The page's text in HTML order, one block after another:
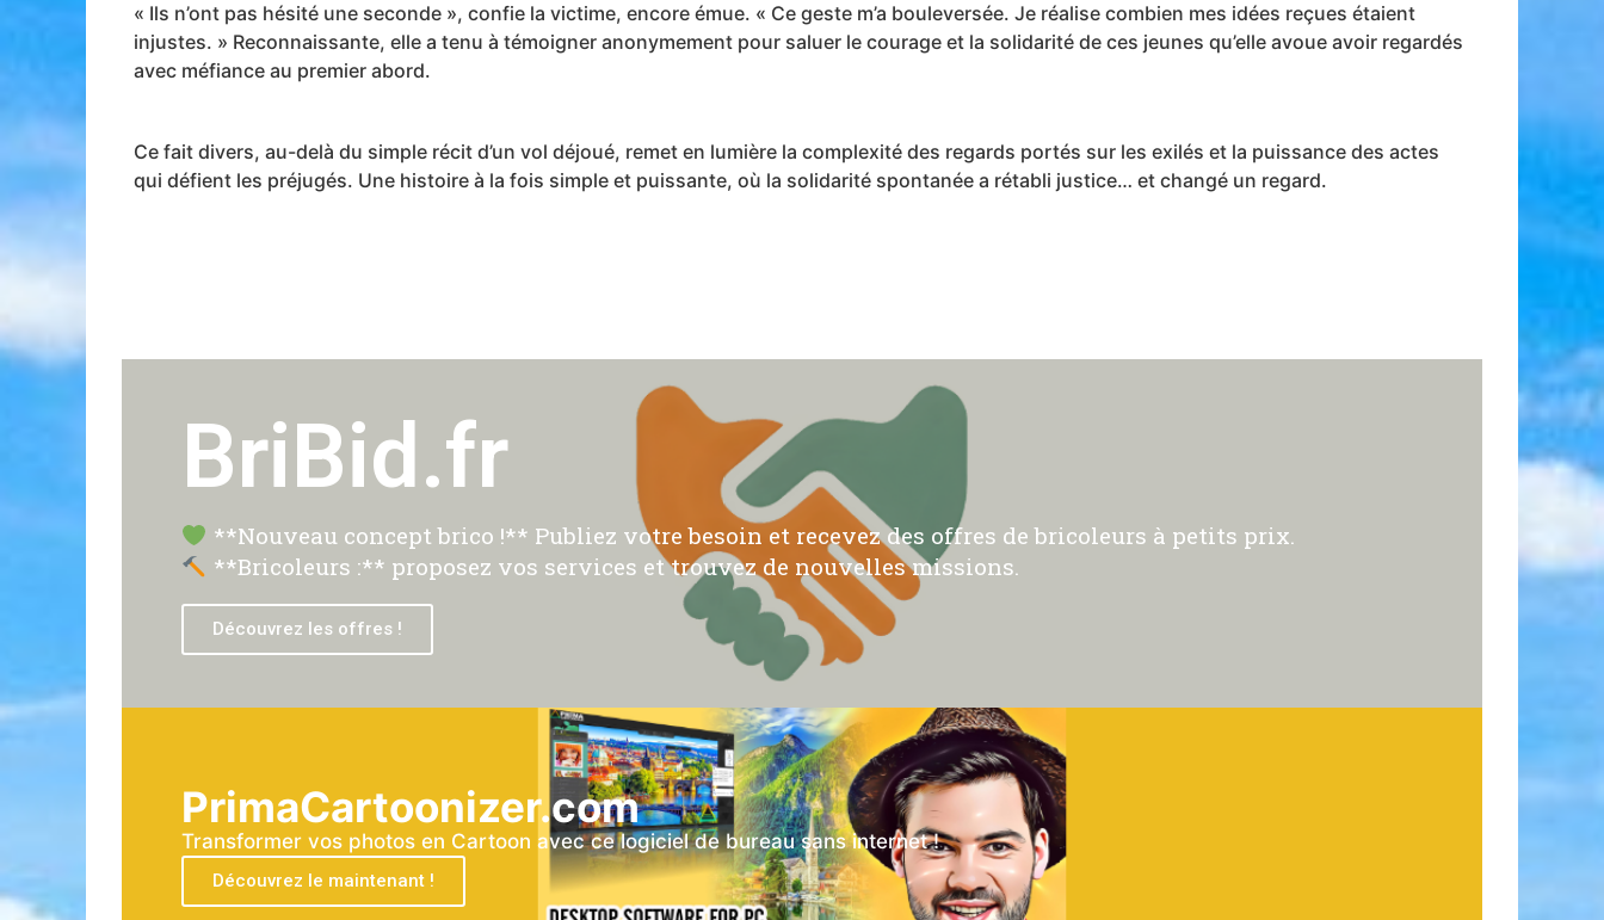
« Ils n’ont pas hésité une seconde », confie la victime, encore émue. « Ce geste m’a bouleversée. Je réalise combien mes idées reçues étaient
injustes. » Reconnaissante, elle a tenu à témoigner anonymement pour saluer le courage et la solidarité de ces jeunes qu’elle avoue avoir regardés
avec méfiance au premier abord.
Ce fait divers, au-delà du simple récit d’un vol déjoué, remet en lumière la complexité des regards portés sur les exilés et la puissance des actes
qui défient les préjugés. Une histoire à la fois simple et puissante, où la solidarité spontanée a rétabli justice… et changé un regard.
BriBid.fr
**Nouveau concept brico !** Publiez votre besoin et recevez des offres de bricoleurs à petits prix.
**Bricoleurs :** proposez vos services et trouvez de nouvelles missions.
Découvrez les offres !
PrimaCartoonizer.com
Transformer vos photos en Cartoon avec ce logiciel de bureau sans internet !
Découvrez le maintenant !